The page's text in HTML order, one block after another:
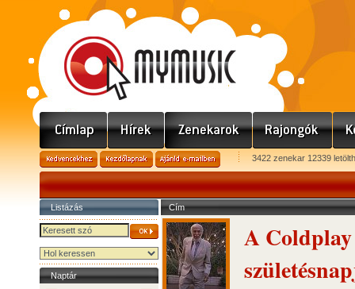
3422 zenekar 12339
Listázás
Naptár
Cím
A